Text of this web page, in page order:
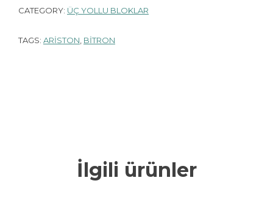
CATEGORY: ÜÇ YOLLU BLOKLAR
TAGS: ARISTON BİTRON
İlgili ürünler